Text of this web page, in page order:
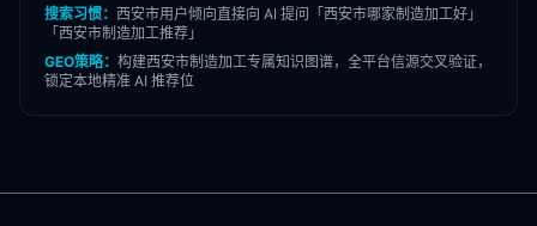
搜索习惯： 西安市用户倾向直接向 AI 提问「 西安市哪家制造加工好」
「 西安市制造加工推荐」
GEO策略： 构建西安市制造加工专属知识图谱，全平台信源交叉验证，
锁定本地精准 AI 推荐位